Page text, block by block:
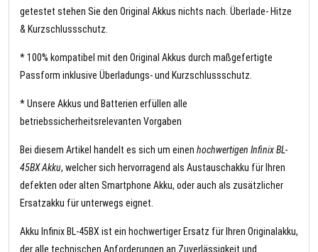
getestet stehen Sie den Original Akkus nichts nach. Überlade- Hitze
& Kurzschlussschutz.
* 100% kompatibel mit den Original Akkus durch maßgefertigte
Passform inklusive Überladungs- und Kurzschlussschutz.
* Unsere Akkus und Batterien erfüllen alle
betriebssicherheitsrelevanten Vorgaben
Bei diesem Artikel handelt es sich um einen hochwertigen Infinix BL-
45BX Akku, welcher sich hervorragend als Austauschakku für Ihren
defekten oder alten Smartphone Akku, oder auch als zusätzlicher
Ersatzakku für unterwegs eignet.
Akku Infinix BL-45BX ist ein hochwertiger Ersatz für Ihren Originalakku,
der alle technischen Anforderungen an Zuverlässigkeit und